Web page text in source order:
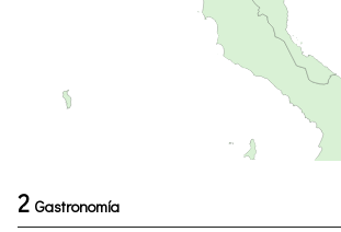
2 Gastronomía